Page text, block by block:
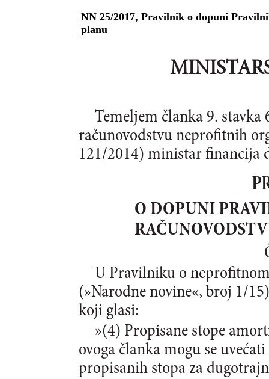
NN 25/2017, Pravilnik o dopuni
planu
Temeljem članka 9.
računovodstvu neprofitnih
121/2014) ministar financija
O DOPUNI
U Pravilniku o
(»Narodne novine«, broj 1/
koji glasi:
»(4) Propisane stope
ovoga članka mogu se
propisanih stopa za